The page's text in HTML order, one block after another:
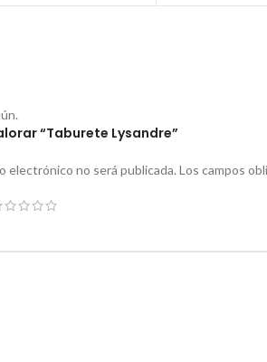
“Taburete Lysandre”
electrónico no será publicada.Los campos